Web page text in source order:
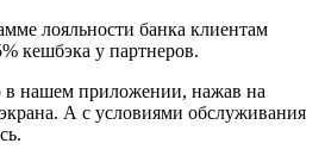
лояльности банка клиентам
кешбэка у партнеров.
нашем приложении, нажав на
А с условиями обслуживания